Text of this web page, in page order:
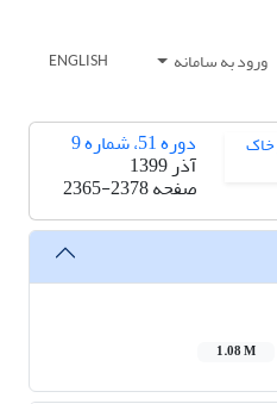
ورود به سامانه ENGLISH
دوره 51، شماره 9
آذر 1399
صفحه2365-2378
1.08 M